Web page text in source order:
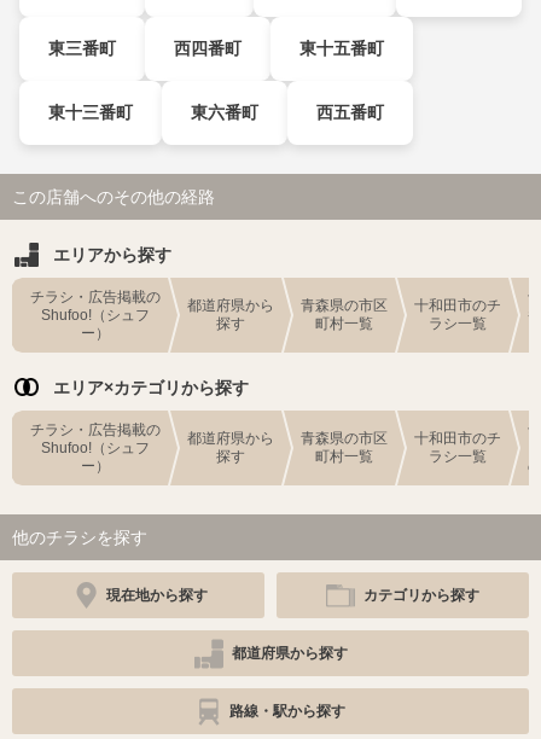
東三番町 西四番町 東十五番町
東十三番町 東六番町 西五番町
この店舗へのその他の経路
エリアから探す
チラシ・広告掲載の
Shufoo!（シュフ
ー）
都道府県から
探す
青森県の市区
町村一覧
十和田市のチ
ラシ一覧
エリア×カテゴリから探す
チラシ・広告掲載の
Shufoo!（シュフ
ー）
都道府県から
探す
青森県の市区
町村一覧
十和田市のチ
ラシ一覧
他のチラシを探す
現在地から探す カテゴリから探す
都道府県から探す
路線・駅から探す